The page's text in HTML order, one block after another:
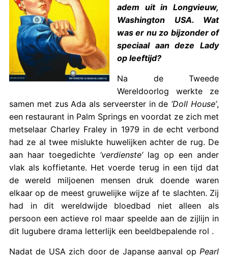
adem uit in Longvieuw,
Washington USA. Wat
was er nu zo bijzonder of
speciaal aan deze Lady
op leeftijd?
Na de Tweede
Wereldoorlog werkte ze
samen met zus Ada als serveerster in de ‘Doll House’,
een restaurant in Palm Springs en voordat ze zich met
metselaar Charley Fraley in 1979 in de echt verbond
had ze al twee mislukte huwelijken achter de rug. De
aan haar toegedichte ‘verdienste’lag op een ander
vlak als koffietante. Het voerde terug in een tijd dat
de wereld miljoenen mensen druk doende waren
elkaar op de meest gruwelijke wijze af te slachten. Zij
had in dit wereldwijde bloedbad niet alleen als
persoon een actieve rol maar speelde aan de zijlijn in
dit lugubere drama letterlijk een beeldbepalende rol .
Nadat de USA zich door de Japanse aanval op Pearl